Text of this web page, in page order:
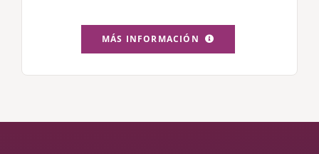
MÁS INFORMACIÓN